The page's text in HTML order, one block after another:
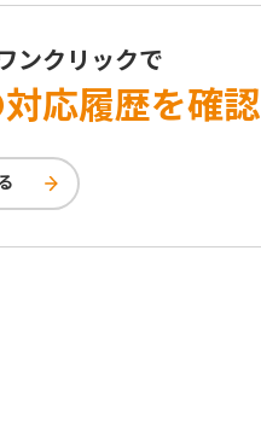
ンクリックで
応履歴を確認